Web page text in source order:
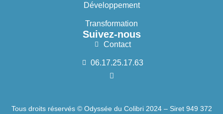
Développement
Transformation
Suivez-nous
Contact
06.17.25.17.63
Tous droits réservés © Odyssée du Colibri 2024 – Siret 949 372